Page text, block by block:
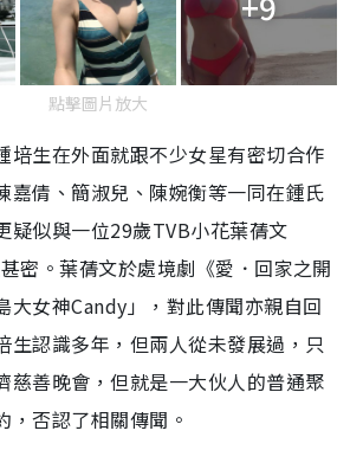
點擊圖片放大
培生在外面就跟不少女星有密切合作
嘉倩、簡淑兒、陳婉衡等一同在鍾氏
疑似與一位29歲TVB小花葉蒨文
密。葉蒨文於處境劇《愛．回家之開
大女神Candy」，對此傳聞亦親自回
生認識多年，但兩人從未發展過，只
慈善晚會，但就是一大伙人的普通聚
，否認了相關傳聞。